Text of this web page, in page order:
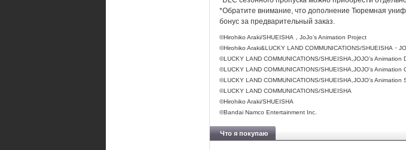
*Обратите внимание, что дополнение Тюремная
бонус за предварительный заказ.
©Hirohiko Araki/SHUEISHA，JoJo’s Animation Project
©Hirohiko Araki&LUCKY LAND COMMUNICATIONS/SHUEISHA・
©LUCKY LAND COMMUNICATIONS/SHUEISHA,JOJO’s Animation
©LUCKY LAND COMMUNICATIONS/SHUEISHA,JOJO's Animation
©LUCKY LAND COMMUNICATIONS/SHUEISHA,JOJO's Animation
©LUCKY LAND COMMUNICATIONS/SHUEISHA
©Hirohiko Araki/SHUEISHA
©Bandai Namco Entertainment Inc.
Что я покупаю